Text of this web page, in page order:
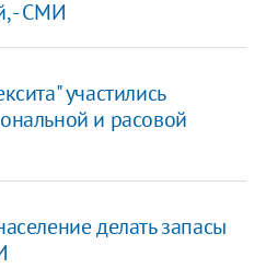
- СМИ
участились
и расовой
делать запасы